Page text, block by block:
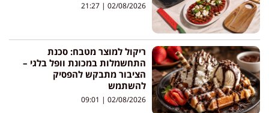
02/08/2026
ריקול למוצר מטבח: סכנת
התחשמלות במכונת וופל בלגי –
הציבור מתבקש להפסיק
להשתמש
02/08/2026